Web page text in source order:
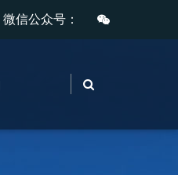
微信公众号：